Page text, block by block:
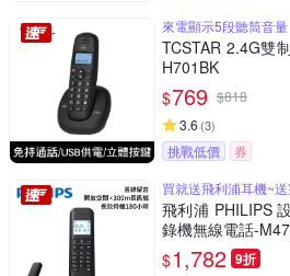
來電顯示5段聽筒音量
TCSTAR 2.4G雙
H701BK
$769 $818
3.6 (3)
挑戰低價
券
買就送飛利浦耳機~
飛利浦 PHILIPS
錄機無線電話-
$1,782 9折